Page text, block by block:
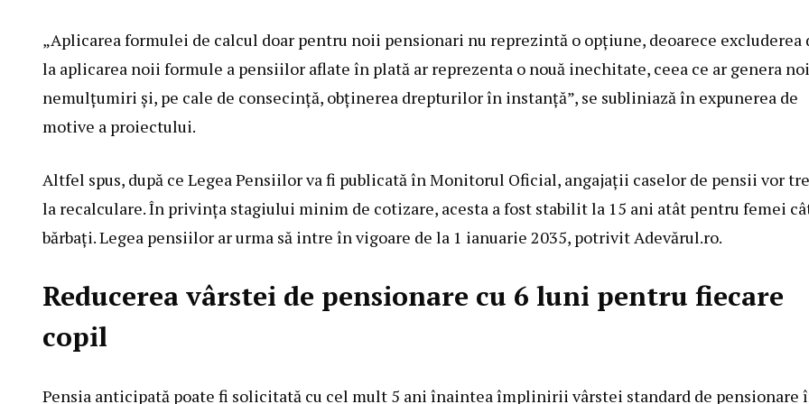
„Aplicarea formulei de calcul doar pentru noii pensionari nu reprezintă o opțiune, deoarece excluderea
la aplicarea noii formule a pensiilor aflate în plată ar reprezenta o nouă inechitate, ceea ce ar genera noi
nemulțumiri și, pe cale de consecință, obținerea drepturilor în instanță”, se subliniază în expunerea de
motive a proiectului.
Altfel spus, după ce Legea Pensiilor va fi publicată în Monitorul Oficial, angajații caselor de pensii vor
la recalculare. În privința stagiului minim de cotizare, acesta a fost stabilit la 15 ani atât pentru femei
bărbați. Legea pensiilor ar urma să intre în vigoare de la 1 ianuarie 2035, potrivit Adevărul.ro.
Reducerea vârstei de pensionare cu 6 luni pentru fiecare
copil
Pensia anticipată poate fi solicitată cu cel mult 5 ani înaintea împlinirii vârstei standard de pensionare